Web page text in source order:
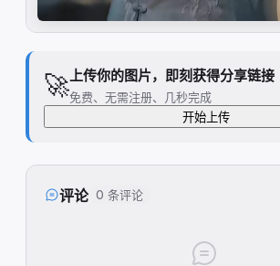
🚀上传你的图片，即刻获得分享链接
免费、无需注册、几秒完成
开始上传
评论 0 条评论